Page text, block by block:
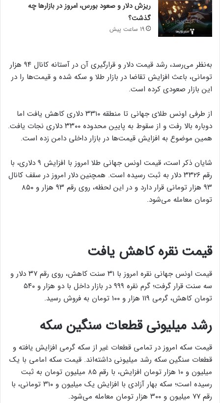
ریزش دلار و صعود بورس، امروز در بازارها چه
گذشت؟
19 ساعت پیش
به‌نظر می‌رسد، رشد قیمت دلار و قرارگیری آن در آستانه کانال ۹۴ هزار
تومانی، باعث افزایش تقاضا در بازار طلا و سکه شده و قیمت‌ها را در
این بازار صعودی کرده است.
از طرفی اونس طلای جهانی تا منطقه ۳۳۱۰ دلاری کاهش یافت اما
دوباره بالا رفت و از سقوط به پایین محدوده ۳۳۰۰ دلاری نجات یافت.
همین موضوع به افزایش قیمت‌ها در بازار داخلی دامن زده است.
شایان ذکر است، قیمت اونس جهانی طلا امروز با افزایش ۹ دلاری، با
رقم ۳۳۲۶ دلار به ثبت رسیده است. همچنین دلار امروز در سقف کانال
۹۳ هزار تومانی قرار دارد و در این لحظه، روی رقم ۹۳ هزار و ۸۵۰
تومان معامله می‌شود.
قیمت نقره کاهش یافت
قیمت اونس جهانی نقره امروز با ۳۱ سنت کاهش،‌ روی رقم ۳۷ دلار و
سه سنت قرار گرفت؛ گرم نقره ۹۹۹ در بازار داخل با دو هزار و ۵۴۰
تومان کاهش، گرمی ۱۱۹ هزار و ۱۰۰ تومان به فروش رسید.
رشد میلیونی قطعات سنگین سکه
قیمت سکه امروز در تمامی قطعات غیر از سکه گرمی افزایش یافته و
قطعات سنگین سکه رشد میلیونی داشته‌اند. قیمت سکه امامی با یک
میلیون و ۱۰ هزار تومان افزایش، با رقم ۸۵ میلیون تومان به ثبت
رسیده است؛ سکه بهار آزادی با افزایش یک میلیون و ۳۱۰ تومانی، با
رقم ۷۷ میلیون و ۳۰۰ هزار تومان معامله می‌شود.